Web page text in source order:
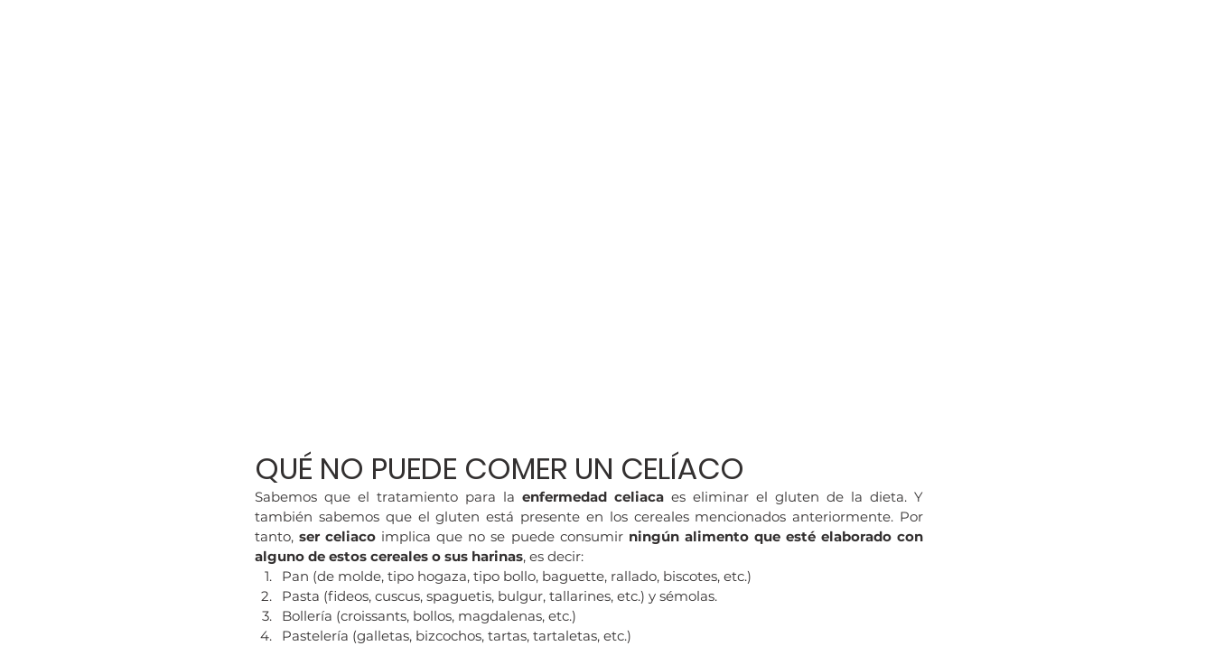
QUÉ NO PUEDE COMER UN CELÍACO
Sabemos que el tratamiento para la enfermedad celiaca es eliminar el gluten de la dieta. Y
también sabemos que el gluten está presente en los cereales mencionados anteriormente. Por
tanto, ser celiaco implica que no se puede consumir ningún alimento que esté elaborado con
alguno de estos cereales o sus harinas, es decir:
Pan (de molde, tipo hogaza, tipo bollo, baguette, rallado, biscotes, etc.)
Pasta (fideos, cuscus, spaguetis, bulgur, tallarines, etc.) y sémolas.
Bollería (croissants, bollos, magdalenas, etc.)
Pastelería (galletas, bizcochos, tartas, tartaletas, etc.)